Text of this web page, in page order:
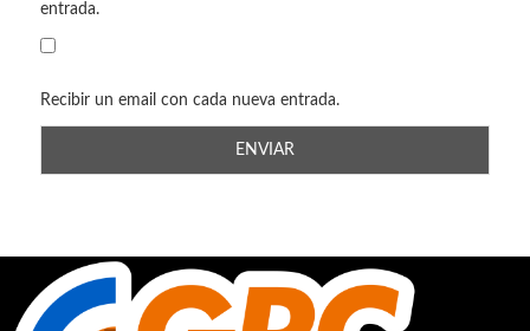
entrada.
Recibir un email con cada nueva entrada.